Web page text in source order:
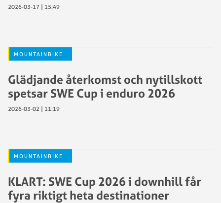
2026-03-17 | 15:49
MOUNTAINBIKE
Glädjande återkomst och nytillskott
spetsar SWE Cup i enduro 2026
2026-03-02 | 11:19
MOUNTAINBIKE
KLART: SWE Cup 2026 i downhill får
fyra riktigt heta destinationer